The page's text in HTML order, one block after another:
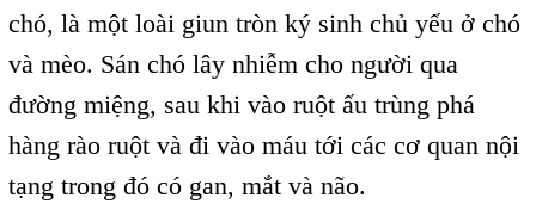
chó, là một loài giun tròn ký sinh chủ yếu ở chó
và mèo. Sán chó lây nhiễm cho người qua
đường miệng, sau khi vào ruột ấu trùng phá
hàng rào ruột và đi vào máu tới các cơ quan nội
tạng trong đó có gan, mắt và não.